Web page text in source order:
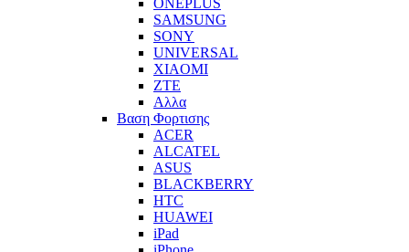
ONEPLUS
SAMSUNG
SONY
UNIVERSAL
XIAOMI
ZTE
Αλλα
Βαση Φορτισης
ACER
ALCATEL
ASUS
BLACKBERRY
HTC
HUAWEI
iPad